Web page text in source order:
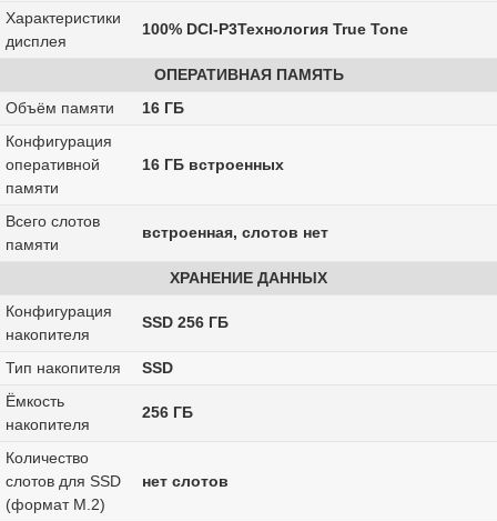
Характеристики
дисплея
100% DCI-P3Технология True Tone
ОПЕРАТИВНАЯ ПАМЯТЬ
Объём памяти
16 ГБ
Конфигурация
оперативной
памяти
16 ГБ встроенных
Всего слотов
памяти
встроенная, слотов нет
ХРАНЕНИЕ ДАННЫХ
Конфигурация
накопителя
SSD 256 ГБ
Тип накопителя
SSD
Ёмкость
накопителя
256 ГБ
Количество
слотов для SSD
(формат M.2)
нет слотов